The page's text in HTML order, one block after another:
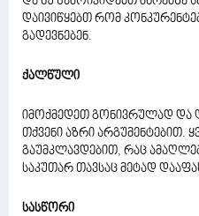
დაივიწყებთ რომ
გადევნებენ.
ქალწული
იმოქმედეთ გონივრულად და
თქვენი აზრი არგუმენტებით.
გაუმკლავდებით, რაც
საკუთარ თავსაც მეტად
სასწორი